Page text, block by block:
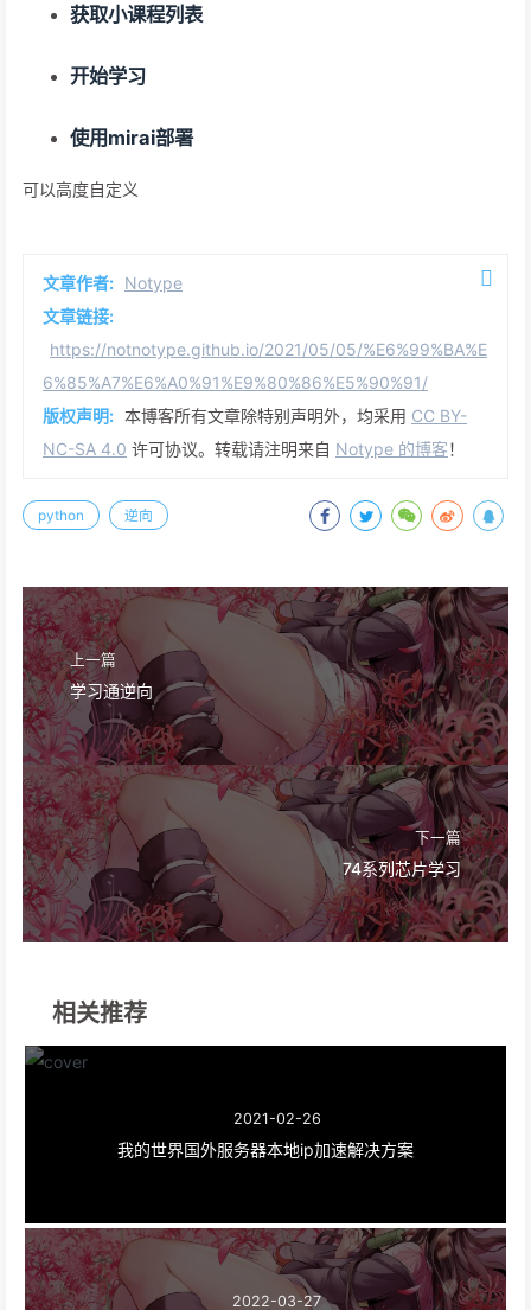
获取小课程列表
开始学习
使用mirai部署
可以高度自定义
文章作者: Notype
文章链接:
https://notnotype.github.io/2021/05/05/%E6%99%BA%E
6%85%A7%E6%A0%91%E9%80%86%E5%90%91/
版权声明: 本博客所有文章除特别声明外，均采用 CC BY-
NC-SA 4.0 许可协议。转载请注明来自 Notype 的博客！
python 逆向
上一篇
学习通逆向
下一篇
74系列芯片学习
相关推荐
2021-02-26
我的世界国外服务器本地ip加速解决方案
2022-03-27